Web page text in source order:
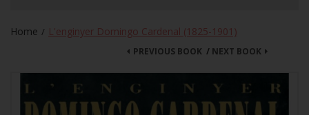
Home / L'enginyer Domingo Cardenal (1825-1901)
NEXT BOOK
PREVIOUS BOOK /